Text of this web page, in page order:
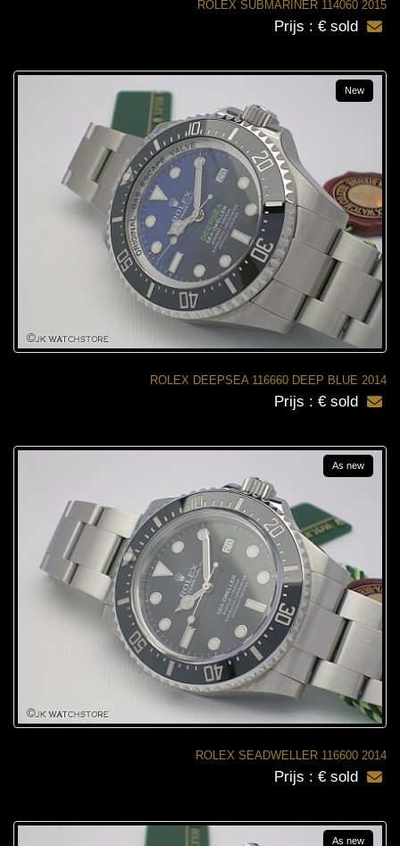
ROLEX SUBMARINER 114060 2015
Prijs : € sold
ROLEX DEEPSEA 116660 DEEP BLUE 2014
New
Prijs : € sold
ROLEX SEADWELLER 116600 2014
As new
Prijs : € sold
As new